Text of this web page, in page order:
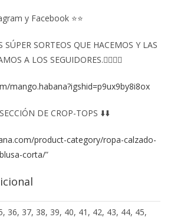
y Facebook ⭐⭐
SÚPER SORTEOS QUE HACEMOS Y LAS
A LOS SEGUIDORES.👇🏻👇🏻
mango.habana?igshid=p9ux9by8i8ox
DE CROP-TOPS ⬇️⬇️
product-category/ropa-calzado-
corta/”
36, 37, 38, 39, 40, 41, 42, 43, 44, 45,